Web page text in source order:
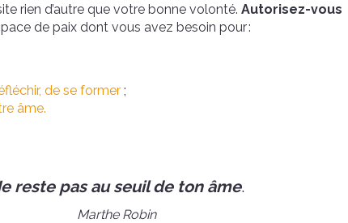
rien d’autre que votre bonne volonté. Autorisez-vous
de paix dont vous avez besoin pour :
de se former ;
âme.
reste pas au seuil de ton âme.
Marthe Robin